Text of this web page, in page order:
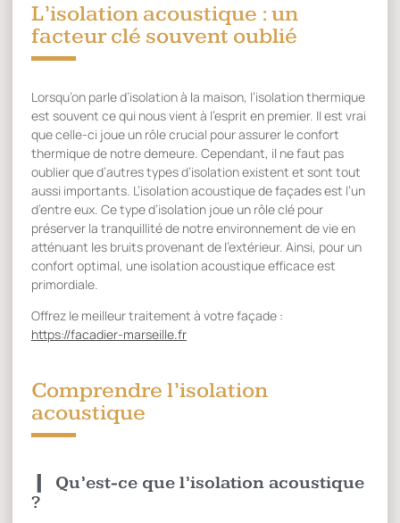
L’isolation acoustique : un
facteur clé souvent oublié
Lorsqu’on parle d’isolation à la maison, l’isolation thermique
est souvent ce qui nous vient à l’esprit en premier. Il est vrai
que celle-ci joue un rôle crucial pour assurer le confort
thermique de notre demeure. Cependant, il ne faut pas
oublier que d’autres types d’isolation existent et sont tout
aussi importants. L’isolation acoustique de façades est l’un
d’entre eux. Ce type d’isolation joue un rôle clé pour
préserver la tranquillité de notre environnement de vie en
atténuant les bruits provenant de l’extérieur. Ainsi, pour un
confort optimal, une isolation acoustique efficace est
primordiale.
Offrez le meilleur traitement à votre façade :
https://facadier-marseille.fr
Comprendre l’isolation
acoustique
Qu’est-ce que l’isolation acoustique
?